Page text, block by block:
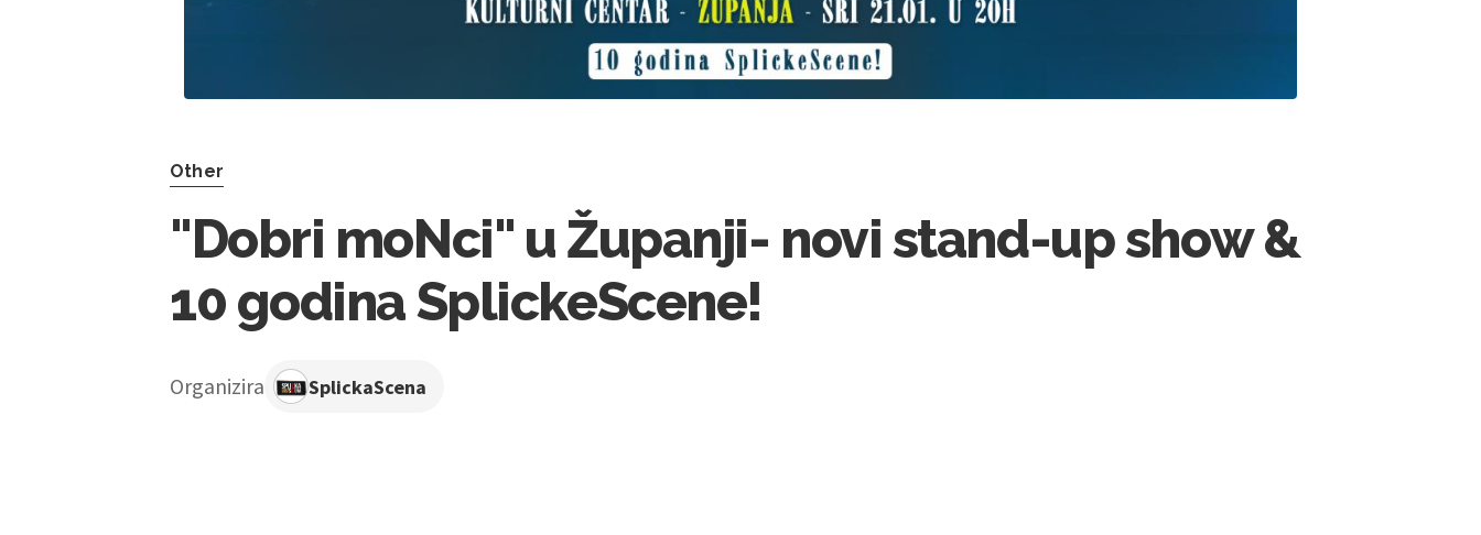
Other
"Dobri moNci" u Županji- novi stand-up show &
10 godina SplickeScene!
Organizira SplickaScena